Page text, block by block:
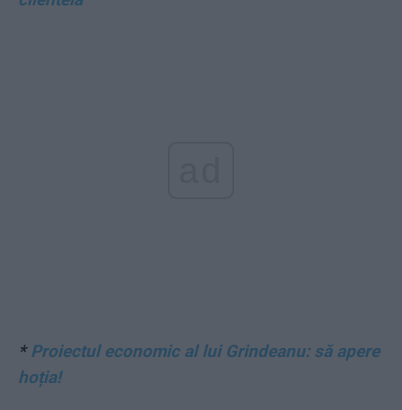
*Proiectul economic al lui Grindeanu: să apere
hoția!